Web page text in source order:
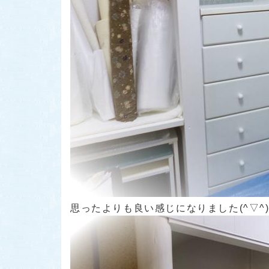
思ったよりも良い感じになりました